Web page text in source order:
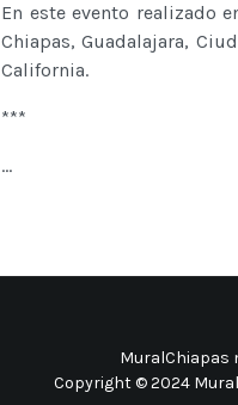
En este evento realizado
Chiapas, Guadalajara,
California.
***
...
MuralChiapas
Copyright © 2024